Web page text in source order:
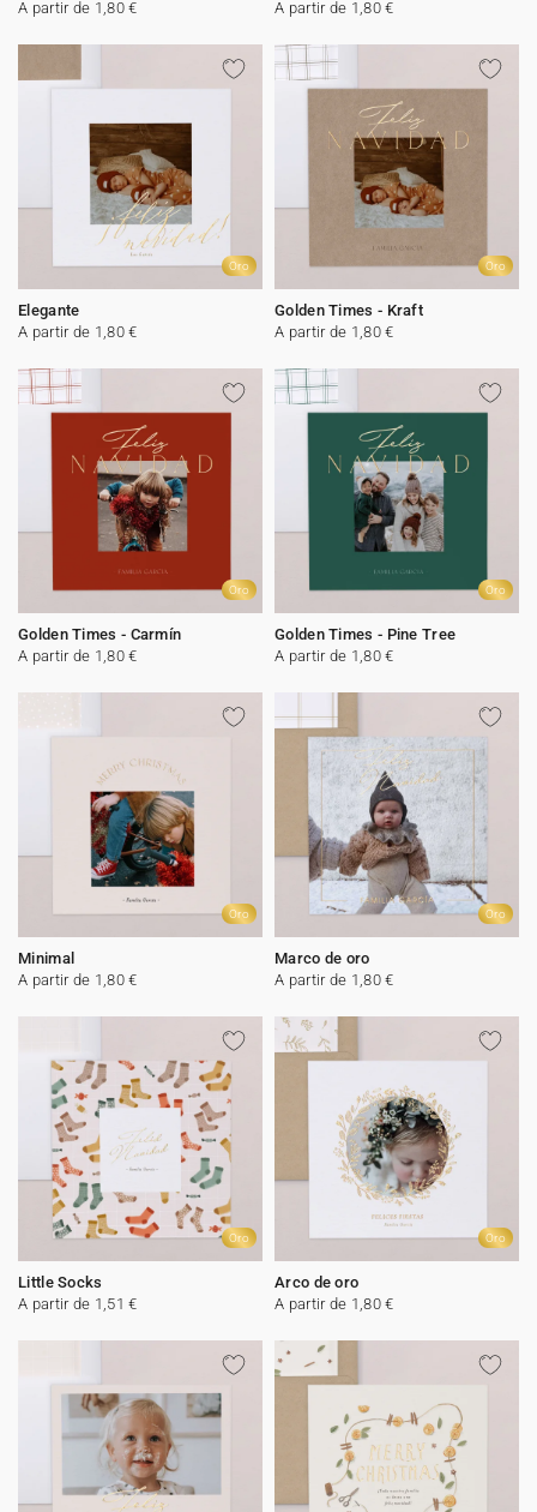
A partir de 1,80 € A partir de 1,80 €
Oro
Elegante
A partir de 1,80 €
Oro
Golden Times - Kraft
A partir de 1,80 €
Oro
Golden Times - Carmín
A partir de 1,80 €
Oro
Golden Times - Pine Tree
A partir de 1,80 €
Oro
Minimal
A partir de 1,80 €
Oro
Marco de oro
A partir de 1,80 €
Oro
Little Socks
A partir de 1,51 €
Oro
Arco de oro
A partir de 1,80 €